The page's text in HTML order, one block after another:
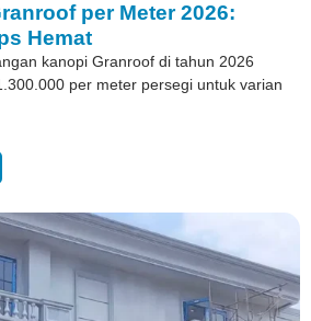
per Meter 2026:
Hemat
kanopi Granroof di tahun 2026
per meter persegi untuk varian